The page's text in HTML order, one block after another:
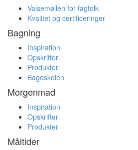
Valsemøllen for fagfolk
Kvalitet og certificeringer
Bagning
Inspiration
Opskrifter
Produkter
Bageskolen
Morgenmad
Inspiration
Opskrifter
Produkter
Måltider